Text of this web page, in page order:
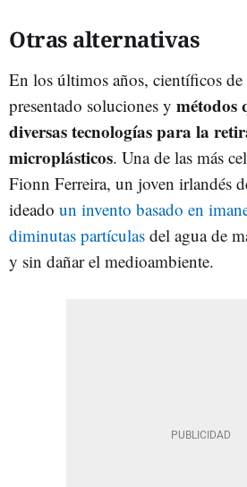
Otras alternativas
En los últimos años, científicos
presentado soluciones y métodos
diversas tecnologías para la
microplásticos. Una de las más
Fionn Ferreira, un joven irlandés
ideado un invento basado en
diminutas partículas del agua de
y sin dañar el medioambiente.